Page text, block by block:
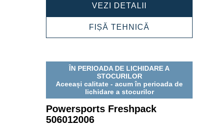
VEZI DETALII
505012006
FIȘĂ TEHNICĂ
ÎN PERIOADA DE LICHIDARE A
STOCURILOR
Aceeași calitate - acum în perioada de
lichidare a stocurilor
Powersports Freshpack
506012006